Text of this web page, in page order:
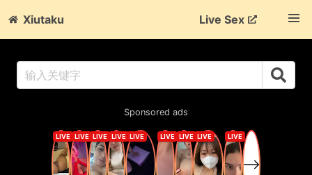
Xiutaku Live Sex
Sponsored ads